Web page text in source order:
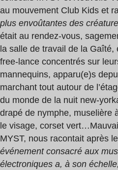
au mouvement Club Kids et
plus envoûtantes des
était au rendez-vous,
la salle de travail de la
free-lance concentrés sur
mannequins, apparu(e)s
marchant tout autour de
du monde de la nuit new-
drapé de nymphe, muselière
le visage, corset vert…
MYST, nous racontait après
événement consacré aux
électroniques a, à son